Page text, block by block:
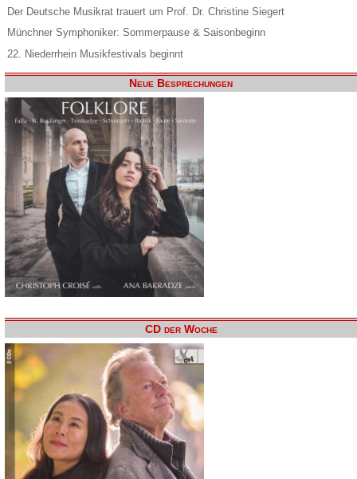
Der Deutsche Musikrat trauert um Prof. Dr. Christine Siegert
Münchner Symphoniker: Sommerpause & Saisonbeginn
22. Niederrhein Musikfestivals beginnt
Neue Besprechungen
CD der Woche